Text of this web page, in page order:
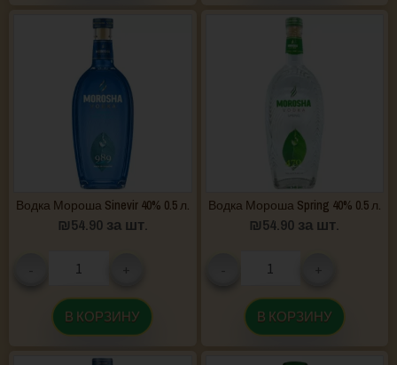
Водка Мороша Sinevir 40% 0.5 л.
₪54.90 за шт.
В КОРЗИНУ
Водка Мороша Spring 40% 0.5 л.
₪54.90 за шт.
В КОРЗИНУ